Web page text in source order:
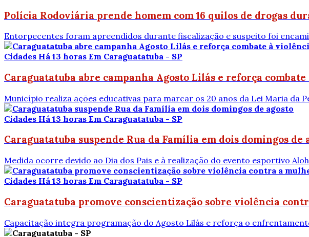
Polícia Rodoviária prende homem com 16 quilos de drogas
Entorpecentes foram apreendidos durante fiscalização e suspeito foi
Cidades Há 13 horas Em Caraguatatuba - SP
Caraguatatuba abre campanha Agosto Lilás e reforça
Município realiza ações educativas para marcar os 20 anos da Lei Maria da
Cidades Há 13 horas Em Caraguatatuba - SP
Caraguatatuba suspende Rua da Família em dois domingos de
Medida ocorre devido ao Dia dos Pais e à realização do evento esportivo
Cidades Há 13 horas Em Caraguatatuba - SP
Caraguatatuba promove conscientização sobre violência
Capacitação integra programação do Agosto Lilás e reforça o